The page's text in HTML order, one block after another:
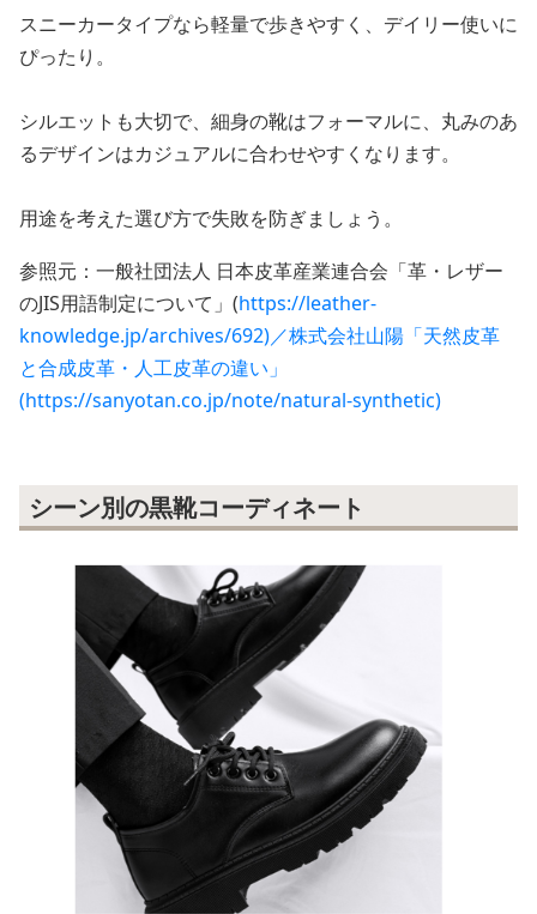
スニーカータイプなら軽量で歩きやすく、デイリー使いに
ぴったり。
シルエットも大切で、細身の靴はフォーマルに、丸みのあ
るデザインはカジュアルに合わせやすくなります。
用途を考えた選び方で失敗を防ぎましょう。
参照元：一般社団法人 日本皮革産業連合会「革・レザー
のJIS用語制定について」(https://leather-
knowledge.jp/archives/692)／株式会社山陽「天然皮革
と合成皮革・人工皮革の違い」
(https://sanyotan.co.jp/note/natural-synthetic)
シーン別の黒靴コーディネート